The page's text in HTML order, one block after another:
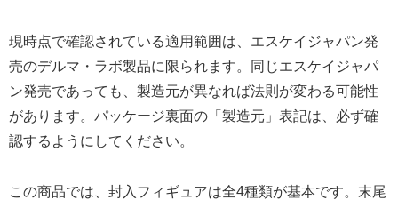
現時点で確認されている適用範囲は、エスケイジャパン発
売のデルマ・ラボ製品に限られます。同じエスケイジャパ
ン発売であっても、製造元が異なれば法則が変わる可能性
があります。パッケージ裏面の「製造元」表記は、必ず確
認するようにしてください。
この商品では、封入フィギュアは全4種類が基本です。末尾